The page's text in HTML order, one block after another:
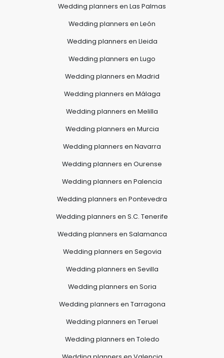
Wedding planners en Las Palmas
Wedding planners en León
Wedding planners en Lleida
Wedding planners en Lugo
Wedding planners en Madrid
Wedding planners en Málaga
Wedding planners en Melilla
Wedding planners en Murcia
Wedding planners en Navarra
Wedding planners en Ourense
Wedding planners en Palencia
Wedding planners en Pontevedra
Wedding planners en S.C. Tenerife
Wedding planners en Salamanca
Wedding planners en Segovia
Wedding planners en Sevilla
Wedding planners en Soria
Wedding planners en Tarragona
Wedding planners en Teruel
Wedding planners en Toledo